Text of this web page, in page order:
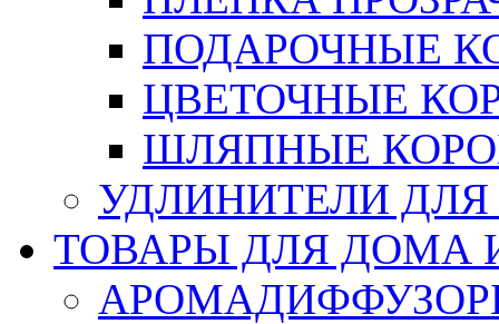
ПОДАРОЧНЫЕ
ЦВЕТОЧНЫЕ
ШЛЯПНЫЕ
УДЛИНИТЕЛИ
ТОВАРЫ ДЛЯ ДОМА